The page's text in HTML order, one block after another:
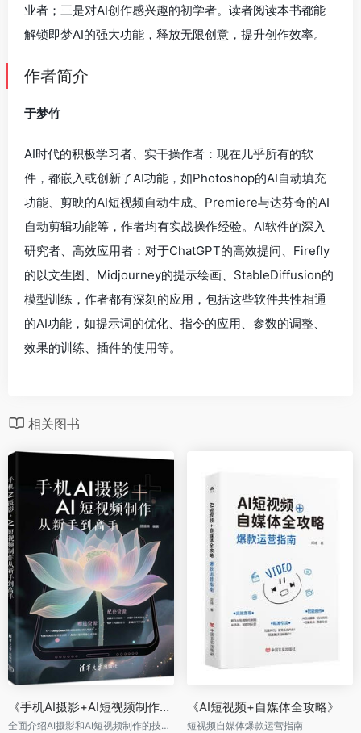
业者；三是对AI创作感兴趣的初学者。读者阅读本书都能
解锁即梦AI的强大功能，释放无限创意，提升创作效率。
作者简介
于梦竹
AI时代的积极学习者、实干操作者：现在几乎所有的软
件，都嵌入或创新了AI功能，如Photoshop的AI自动填充
功能、剪映的AI短视频自动生成、Premiere与达芬奇的AI
自动剪辑功能等，作者均有实战操作经验。AI软件的深入
研究者、高效应用者：对于ChatGPT的高效提问、Firefly
的以文生图、Midjourney的提示绘画、StableDiffusion的
模型训练，作者都有深刻的应用，包括这些软件共性相通
的AI功能，如提示词的优化、指令的应用、参数的调整、
效果的训练、插件的使用等。
相关图书
《手机AI摄影+AI短视频制作从新手到高手》
全面介绍AI摄影和AI短视频制作的技术原理和应用，快速掌握AI创作的核心技巧。
《AI短视频+自媒体全攻略》
短视频自媒体爆款运营指南